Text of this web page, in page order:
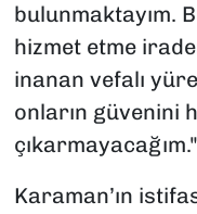
bulunmaktayım.
hizmet etme
inanan vefalı
onların güvenini
çıkarmayacağım."
Karaman’ın